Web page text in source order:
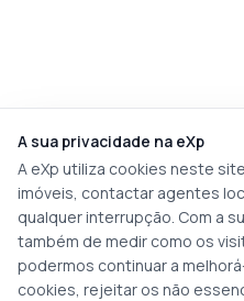
A sua privacidade na eXp
A eXp utiliza cookies neste
imóveis, contactar agentes
qualquer interrupção. Com a
também de medir como os
podermos continuar a
cookies, rejeitar os não